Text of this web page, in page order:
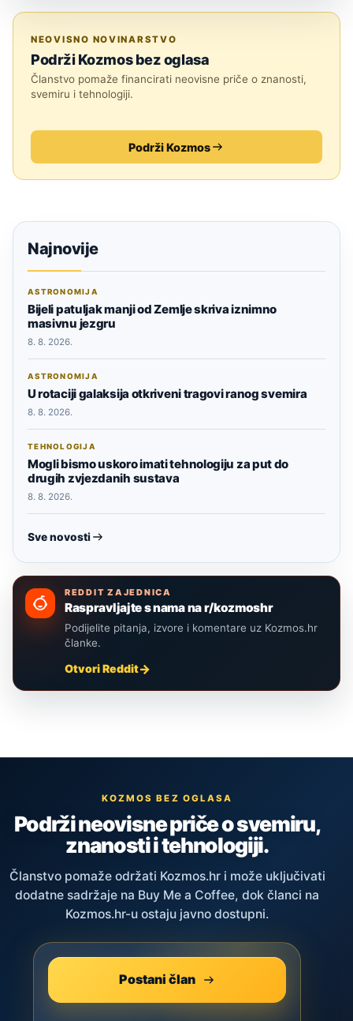
NEOVISNO NOVINARSTVO
Podrži Kozmos bez oglasa
Članstvo pomaže financirati neovisne priče o znanosti,
svemiru i tehnologiji.
Podrži Kozmos
Najnovije
ASTRONOMIJA
Bijeli patuljak manji od Zemlje skriva iznimno
masivnu jezgru
8. 8. 2026.
ASTRONOMIJA
U rotaciji galaksija otkriveni tragovi ranog svemira
8. 8. 2026.
TEHNOLOGIJA
Mogli bismo uskoro imati tehnologiju za put do
drugih zvjezdanih sustava
8. 8. 2026.
Sve novosti
REDDIT ZAJEDNICA
Raspravljajte s nama na r/kozmoshr
Podijelite pitanja, izvore i komentare uz Kozmos.hr
članke.
Otvori Reddit
KOZMOS BEZ OGLASA
Podrži neovisne priče o svemiru,
znanosti i tehnologiji.
Članstvo pomaže održati Kozmos.hr i može uključivati
dodatne sadržaje na Buy Me a Coffee, dok članci na
Kozmos.hr-u ostaju javno dostupni.
Postani član